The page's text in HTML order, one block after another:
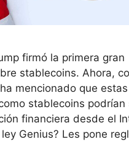
firmó la primera gran
stablecoins. Ahora,
mencionado que
stablecoins podrían
financiera desde el
Genius? Les pone